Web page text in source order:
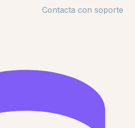
de Mostrar submenú de
Contacta con soporte